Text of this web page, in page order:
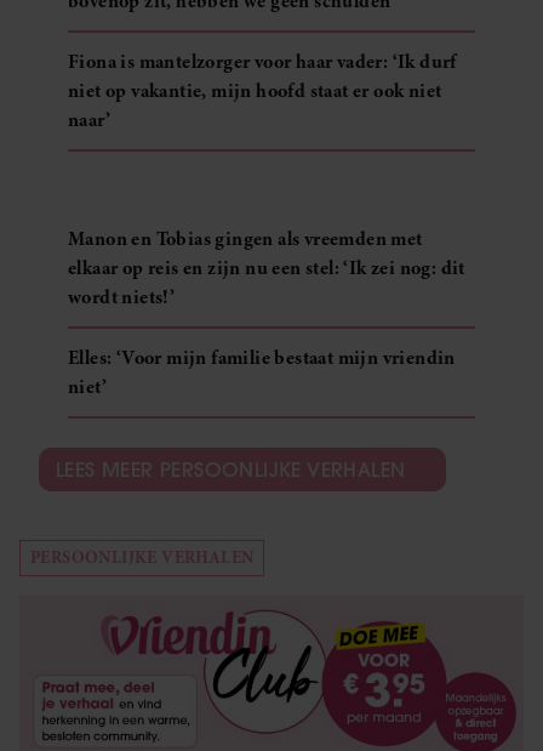
Fiona is mantelzorger voor haar vader: ‘Ik durf
niet op vakantie, mijn hoofd staat er ook niet
naar’
Manon en Tobias gingen als vreemden met
elkaar op reis en zijn nu een stel: ‘Ik zei nog: dit
wordt niets!’
Elles: ‘Voor mijn familie bestaat mijn vriendin
niet’
LEES MEER PERSOONLIJKE VERHALEN
PERSOONLIJKE VERHALEN